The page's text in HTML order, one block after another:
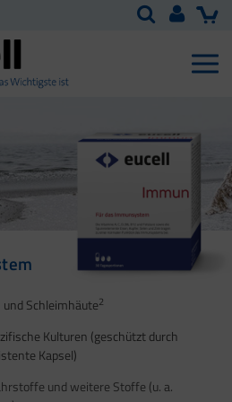
und Schleimhäute2
Kulturen (geschützt durch
Kapsel)
und weitere Stoffe (u. a.
4